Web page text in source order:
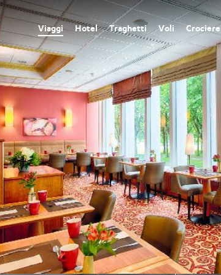
Viaggi Hotel Traghetti Voli Crociere